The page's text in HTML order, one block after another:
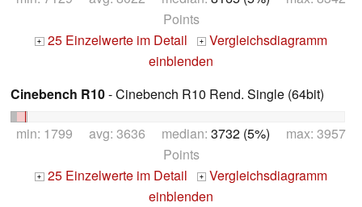
Points
+ 25 Einzelwerte im Detail +
Vergleichsdiagramm
einblenden
Cinebench R10- Cinebench R10 Rend. Single (64bit)
min: 1799 avg: 3636 median: 3732 (5%) max: 3957
Points
+ 25 Einzelwerte im Detail +
Vergleichsdiagramm
einblenden